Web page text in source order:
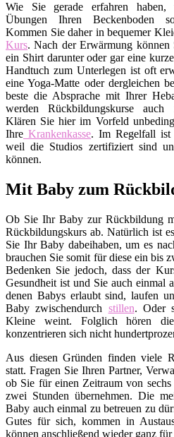
Wie Sie gerade erfahren
Übungen Ihren Beckenboden
Kommen Sie daher in bequemer
Kurs. Nach der Erwärmung können
ein Shirt darunter oder gar eine
Handtuch zum Unterlegen ist oft
eine Yoga-Matte oder dergleichen
beste die Absprache mit Ihrer
werden Rückbildungskurse auch
Klären Sie hier im Vorfeld
Ihre Krankenkasse. Im Regelfall ist
weil die Studios zertifiziert sind
können.
Mit Baby zum
Ob Sie Ihr Baby zur Rückbildung
Rückbildungskurs ab. Natürlich ist
Sie Ihr Baby dabeihaben, um es
brauchen Sie somit für diese ein bis
Bedenken Sie jedoch, dass der
Gesundheit ist und Sie auch einmal
denen Babys erlaubt sind, laufen
Baby zwischendurch stillen. Oder
Kleine weint. Folglich hören
konzentrieren sich nicht
Aus diesen Gründen finden viele
statt. Fragen Sie Ihren Partner,
ob Sie für einen Zeitraum von
zwei Stunden übernehmen. Die
Baby auch einmal zu betreuen zu
Gutes für sich, kommen in
können anschließend wieder ganz